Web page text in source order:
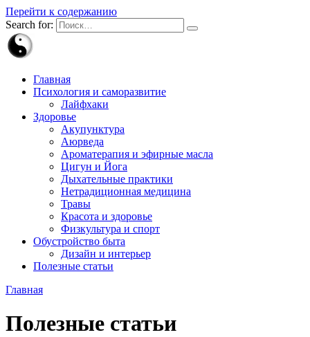
Перейти к содержанию
Search for:
Главная
Психология и саморазвитие
Лайфхаки
Здоровье
Акупунктура
Аюрведа
Ароматерапия и эфирные масла
Цигун и Йога
Дыхательные практики
Нетрадиционная медицина
Травы
Красота и здоровье
Физкультура и спорт
Обустройство быта
Дизайн и интерьер
Полезные статьи
Главная
Полезные статьи